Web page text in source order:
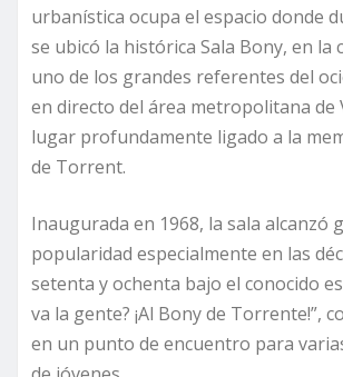
urbanística ocupa el espacio donde
se ubicó la histórica Sala Bony, en la
uno de los grandes referentes del
en directo del área metropolitana de
lugar profundamente ligado a la
de Torrent.
Inaugurada en 1968, la sala alcanzó
popularidad especialmente en las
setenta y ochenta bajo el conocido
va la gente? ¡Al Bony de Torrente!”,
en un punto de encuentro para